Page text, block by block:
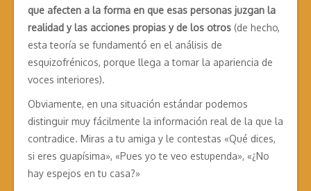
que afecten a la forma en que esas personas juzgan la
realidad y las acciones propias y de los otros (de hecho,
esta teoría se fundamentó en el análisis de
esquizofrénicos, porque llega a tomar la apariencia de
voces interiores).
Obviamente, en una situación estándar podemos
distinguir muy fácilmente la información real de la que la
contradice. Miras a tu amiga y le contestas «Qué dices,
si eres guapísima», «Pues yo te veo estupenda», «¿No
hay espejos en tu casa?»